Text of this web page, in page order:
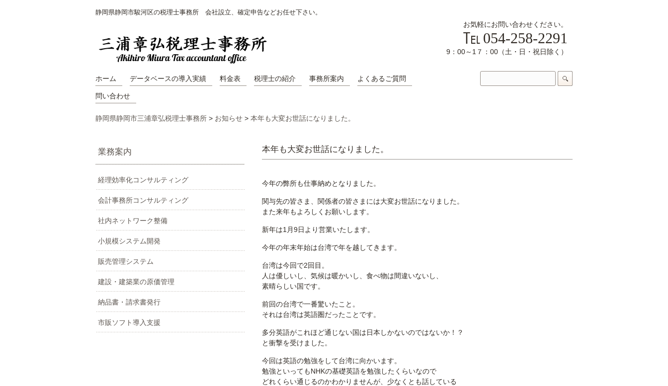
静岡県静岡市駿河区の税理士事務所 会社設立、確定申告などお任せ下さい。
お気軽にお問い合わせください。
054-258-2291
9：00～1７：00（土・日・祝日除く）
ホーム データベースの導入実績 料金表 税理士の紹介 事務所案内 よくあるご質問
問い合わせ
静岡県静岡市三浦章弘税理士事務所 > お知らせ > 本年も大変お世話になりました。
本年も大変お世話になりました。
今年の弊所も仕事納めとなりました。
関与先の皆さま、関係者の皆さまには大変お世話になりました。
また来年もよろしくお願いします。
新年は1月9日より営業いたします。
今年の年末年始は台湾で年を越してきます。
台湾は今回で2回目。
人は優しいし、気候は暖かいし、食べ物は間違いないし、
素晴らしい国です。
前回の台湾で一番驚いたこと。
それは台湾は英語圏だったことです。
多分英語がこれほど通じない国は日本しかないのではないか！？
と衝撃を受けました。
今回は英語の勉強をして台湾に向かいます。
勉強といってもNHKの基礎英語を勉強したくらいなので
どれくらい通じるのかわかりませんが、少なくとも話している
業務案内
経理効率化コンサルティング
会計事務所コンサルティング
社内ネットワーク整備
小規模システム開発
販売管理システム
建設・建築業の原価管理
納品書・請求書発行
市販ソフト導入支援